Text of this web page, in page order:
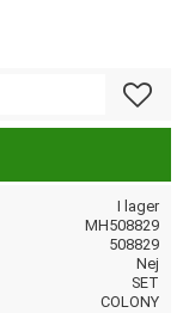
I lager
MH508829
508829
Nej
SET
COLONY